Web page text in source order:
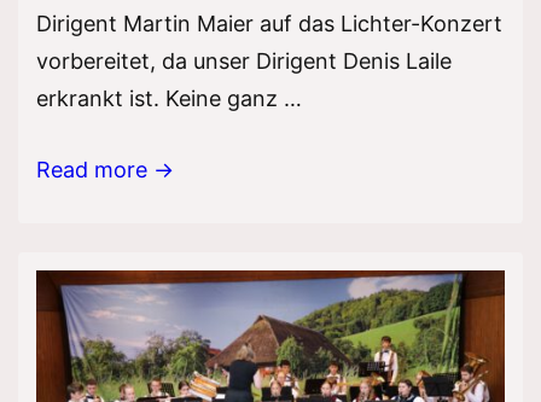
Dirigent Martin Maier auf das Lichter-Konzert
vorbereitet, da unser Dirigent Denis Laile
erkrankt ist. Keine ganz …
Lichter-
Read more →